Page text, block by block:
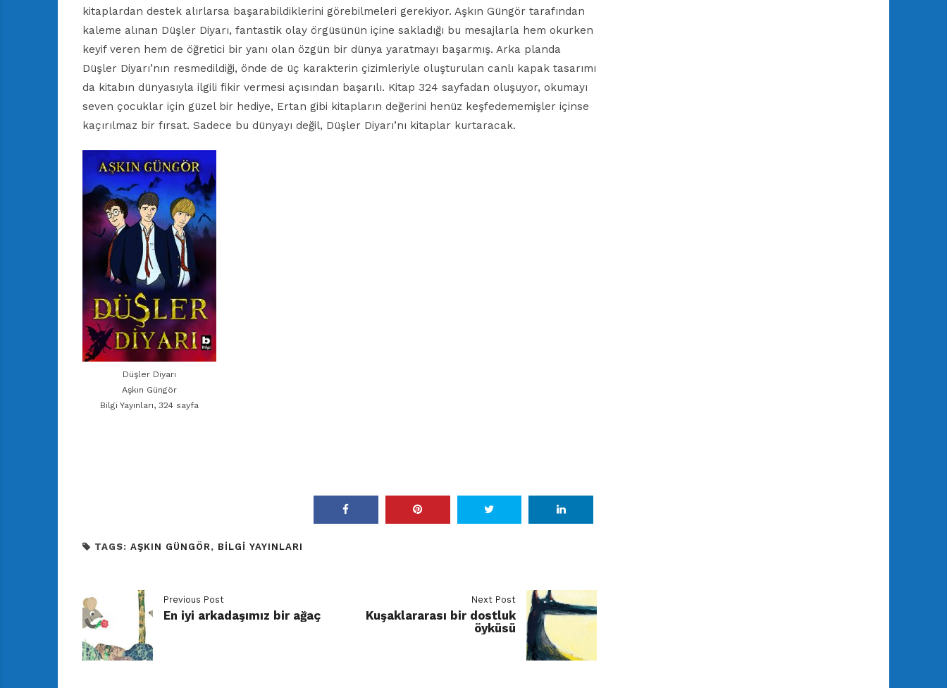
kitaplardan destek alırlarsa başarabildiklerini görebilmeleri gerekiyor. Aşkın Güngör tarafından
kaleme alınan Düşler Diyarı, fantastik olay örgüsünün içine sakladığı bu mesajlarla hem okurken
keyif veren hem de öğretici bir yanı olan özgün bir dünya yaratmayı başarmış. Arka planda
Düşler Diyarı’nın resmedildiği, önde de üç karakterin çizimleriyle oluşturulan canlı kapak tasarımı
da kitabın dünyasıyla ilgili fikir vermesi açısından başarılı. Kitap 324 sayfadan oluşuyor, okumayı
seven çocuklar için güzel bir hediye, Ertan gibi kitapların değerini henüz keşfedememişler içinse
kaçırılmaz bir fırsat. Sadece bu dünyayı değil, Düşler Diyarı’nı kitaplar kurtaracak.
Düşler Diyarı
Aşkın Güngör
Bilgi Yayınları, 324 sayfa
TAGS: AŞKIN GÜNGÖR , BILGI YAYINLARI
Previous Post
En iyi arkadaşımız bir ağaç
Next Post
Kuşaklararası bir dostluk
öyküsü